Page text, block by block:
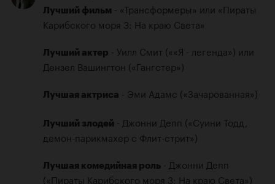
Лучший фильм - «Трансформеры» или «Пираты
Карибского моря 3: На краю Света»
Лучший актер - Уилл Смит (««Я - легенда») или
Дензел Вашингтон («Гангстер»)
Лучшая актриса - Эми Адамс («Зачарованная»)
Лучший злодей - Джонни Депп («Суини Тодд,
демон-парикмахер с Флит-стрит»)
Лучшая комедийная роль - Джонни Депп
(«Пираты Карибского моря 3: На краю Света»)